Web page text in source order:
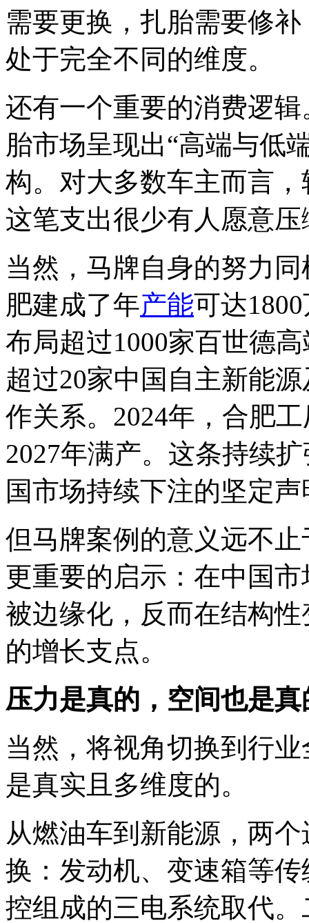
需要更换，扎胎需要修
处于完全不同的维度。
还有一个重要的消费逻
胎市场呈现出“高端与低
构。对大多数车主而言
这笔支出很少有人愿意压
当然，马牌自身的努力
肥建成了年产能可达
布局超过1000家百世德
超过20家中国自主新能
作关系。2024年，合肥
2027年满产。这条持续
国市场持续下注的坚定声
但马牌案例的意义远不
更重要的启示：在中国
被边缘化，反而在结构
的增长支点。
压力是真的，空间也是真
当然，将视角切换到行
是真实且多维度的。
从燃油车到新能源，两
换：发动机、变速箱等
控组成的三电系统取代